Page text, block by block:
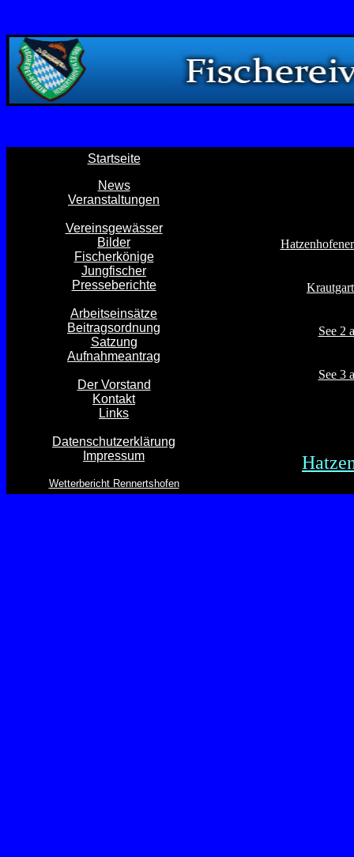
Startseite
News
Veranstaltungen
Vereinsgewässer
Bilder
Fischerkönige
Jungfischer
Presseberichte
Arbeitseinsätze
Beitragsordnung
Satzung
Aufnahmeantrag
Der Vorstand
Kontakt
Links
Datenschutzerklärung
Impressum
Wetterbericht Rennertshofen
See 2 a
See 3 a